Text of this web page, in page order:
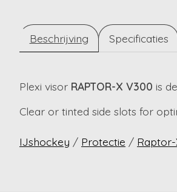
Beschrijving Specificaties
Plexi visor RAPTOR-X V300 is
Clear or tinted side slots for
IJshockey / Protectie / Raptor-